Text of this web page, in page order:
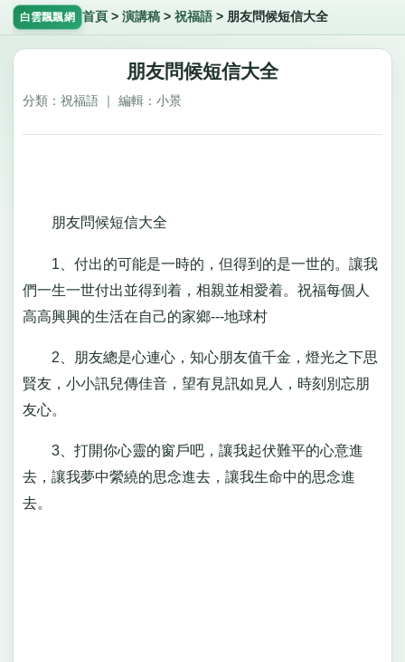
白雲飄飄網 首頁 > 演講稿> 祝福語> 朋友問候短信大全
朋友問候短信大全
分類：祝福語 ｜ 編輯：小景
朋友問候短信大全
1、付出的可能是一時的，但得到的是一世的。讓我
們一生一世付出並得到着，相親並相愛着。祝福每個人
高高興興的生活在自己的家鄉---地球村
2、朋友總是心連心，知心朋友值千金，燈光之下思
賢友，小小訊兒傳佳音，望有見訊如見人，時刻別忘朋
友心。
3、打開你心靈的窗戶吧，讓我起伏難平的心意進
去，讓我夢中縈繞的思念進去，讓我生命中的思念進
去。